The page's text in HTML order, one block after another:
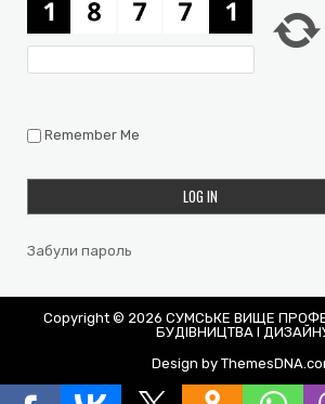
Remember Me
Забули пароль
Copyright © 2026 СУМСЬКЕ ВИЩЕ
БУДІВНИЦТВА І
Design by